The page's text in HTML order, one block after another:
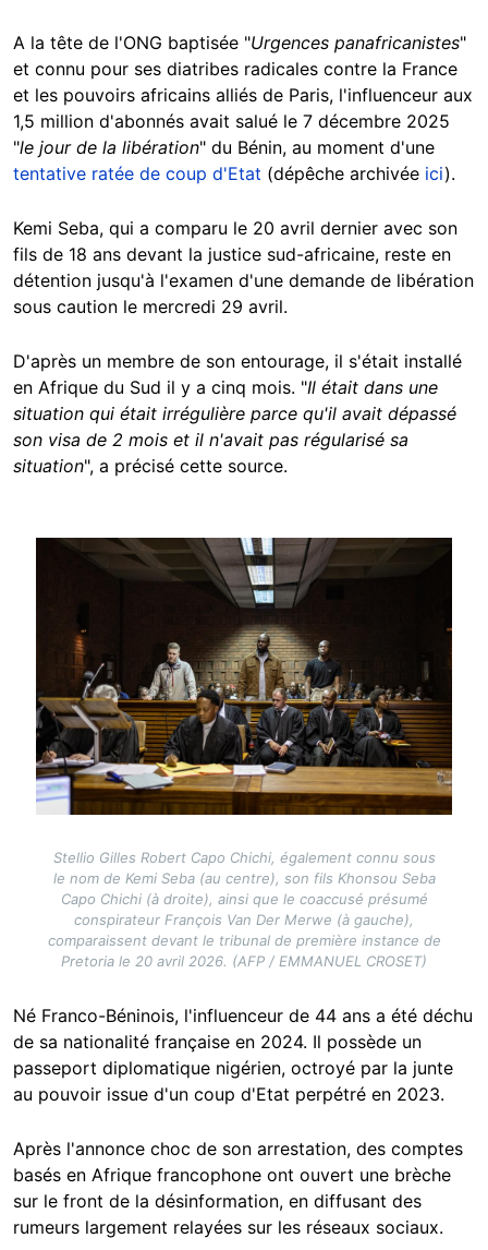
A la tête de l'ONG baptisée "Urgences panafricanistes"
et connu pour ses diatribes radicales contre la France
et les pouvoirs africains alliés de Paris, l'influenceur aux
1,5 million d'abonnés avait salué le 7 décembre 2025
"le jour de la libération" du Bénin, au moment d'une
tentative ratée de coup d'Etat (dépêche archivée ici).
Kemi Seba, qui a comparu le 20 avril dernier avec son
fils de 18 ans devant la justice sud-africaine, reste en
détention jusqu'à l'examen d'une demande de libération
sous caution le mercredi 29 avril.
D'après un membre de son entourage, il s'était installé
en Afrique du Sud il y a cinq mois. "Il était dans une
situation qui était irrégulière parce qu'il avait dépassé
son visa de 2 mois et il n'avait pas régularisé sa
situation", a précisé cette source.
Stellio Gilles Robert Capo Chichi, également connu sous
le nom de Kemi Seba (au centre), son fils Khonsou Seba
Capo Chichi (à droite), ainsi que le coaccusé présumé
conspirateur François Van Der Merwe (à gauche),
comparaissent devant le tribunal de première instance de
Pretoria le 20 avril 2026. (AFP / EMMANUEL CROSET)
Né Franco-Béninois, l'influenceur de 44 ans a été déchu
de sa nationalité française en 2024. Il possède un
passeport diplomatique nigérien, octroyé par la junte
au pouvoir issue d'un coup d'Etat perpétré en 2023.
Après l'annonce choc de son arrestation, des comptes
basés en Afrique francophone ont ouvert une brèche
sur le front de la désinformation, en diffusant des
rumeurs largement relayées sur les réseaux sociaux.